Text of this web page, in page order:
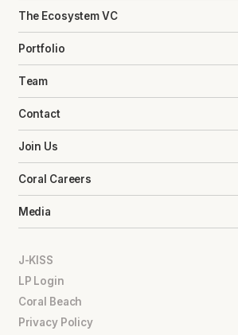
The Ecosystem VC
Portfolio
Team
Contact
Join Us
Coral Careers
Media
J-KISS
LP Login
Coral Beach
Privacy Policy